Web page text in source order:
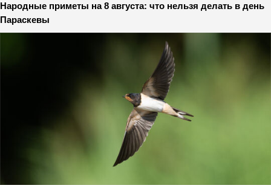
Народные приметы на 8 августа: что нельзя делать в день
Параскевы